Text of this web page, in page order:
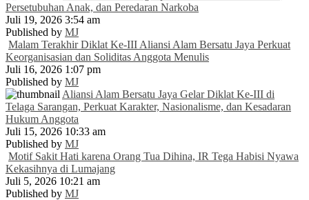
Persetubuhan Anak, dan Peredaran Narkoba
Juli 19, 2026 3:54 am
Published by MJ
Malam Terakhir Diklat Ke-III Aliansi Alam Bersatu Jaya Perkuat
Keorganisasian dan Soliditas Anggota Menulis
Juli 16, 2026 1:07 pm
Published by MJ
Aliansi Alam Bersatu Jaya Gelar Diklat Ke-III di
Telaga Sarangan, Perkuat Karakter, Nasionalisme, dan Kesadaran
Hukum Anggota
Juli 15, 2026 10:33 am
Published by MJ
Motif Sakit Hati karena Orang Tua Dihina, IR Tega Habisi Nyawa
Kekasihnya di Lumajang
Juli 5, 2026 10:21 am
Published by MJ